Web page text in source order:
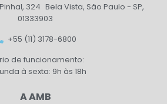
324 Bela Vista, São Paulo - SP,
01333903
+55 (11) 3178-6800
de funcionamento:
à sexta: 9h às 18h
A AMB